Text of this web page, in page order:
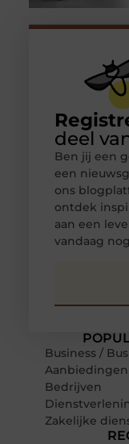
Business /
Aanbiedingen
Bedrijven
Zakelijke
deel
Ben jij een
een
ons
ontdek
aan een
vandaag